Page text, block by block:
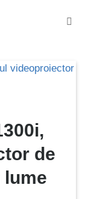
de
lume